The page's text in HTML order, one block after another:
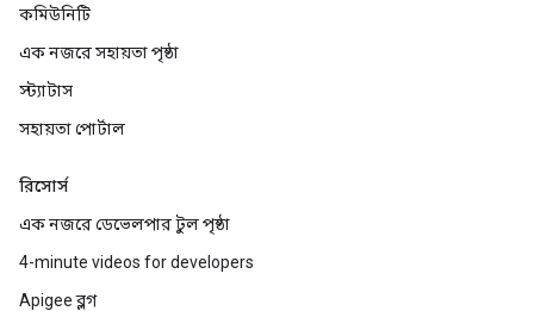
কমিউনিটি
এক নজরে সহায়তা পৃষ্ঠা
স্ট্যাটাস
সহায়তা পোর্টাল
রিসোর্স
এক নজরে ডেভেলপার টুল পৃষ্ঠা
4-minute videos for developers
Apigee ব্লগ